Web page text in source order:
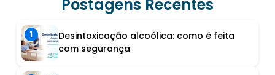
Postagens Recentes
1
Desintoxicação alcoólica: como é feita
com segurança